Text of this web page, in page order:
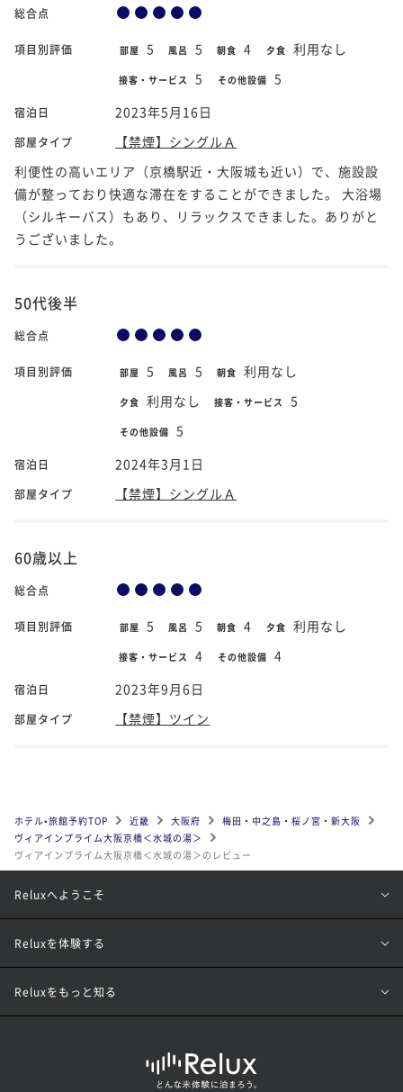
総合点
項目別評価 部屋 5 風呂 5 朝食 4 夕食 利用なし
接客・サービス 5 その他設備 5
宿泊日 2023年5月16日
部屋タイプ
【禁煙】シングルＡ
利便性の高いエリア（京橋駅近・大阪城も近い）で、施設設
備が整っており快適な滞在をすることができました。 大浴場
（シルキーバス）もあり、リラックスできました。ありがと
うございました。
50代後半
総合点
項目別評価 部屋 5 風呂 5 朝食 利用なし
夕食 利用なし 接客・サービス 5
その他設備 5
宿泊日 2024年3月1日
部屋タイプ 【禁煙】シングルＡ
60歳以上
総合点
項目別評価 部屋 5 風呂 5 朝食 4 夕食 利用なし
接客・サービス 4 その他設備 4
宿泊日 2023年9月6日
部屋タイプ 【禁煙】ツイン
ホテル•旅館予約TOP 近畿 大阪府
梅田・中之島・桜ノ宮・新大阪
ヴィアインプライム大阪京橋＜水城の湯＞
ヴィアインプライム大阪京橋＜水城の湯＞のレビュー
Reluxへようこそ
Reluxを体験する
Reluxをもっと知る